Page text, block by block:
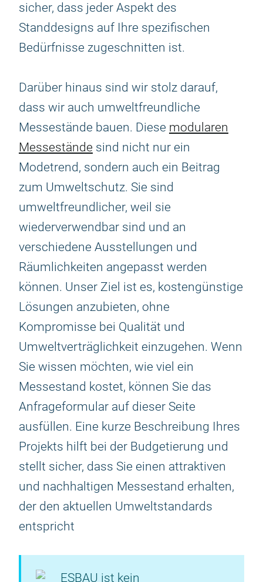
sicher, dass jeder Aspekt des
Standdesigns auf Ihre spezifischen
Bedürfnisse zugeschnitten ist.
Darüber hinaus sind wir stolz darauf,
dass wir auch umweltfreundliche
Messestände bauen. Diese modularen
Messestände sind nicht nur ein
Modetrend, sondern auch ein Beitrag
zum Umweltschutz. Sie sind
umweltfreundlicher, weil sie
wiederverwendbar sind und an
verschiedene Ausstellungen und
Räumlichkeiten angepasst werden
können. Unser Ziel ist es, kostengünstige
Lösungen anzubieten, ohne
Kompromisse bei Qualität und
Umweltverträglichkeit einzugehen. Wenn
Sie wissen möchten, wie viel ein
Messestand kostet, können Sie das
Anfrageformular auf dieser Seite
ausfüllen. Eine kurze Beschreibung Ihres
Projekts hilft bei der Budgetierung und
stellt sicher, dass Sie einen attraktiven
und nachhaltigen Messestand erhalten,
der den aktuellen Umweltstandards
entspricht
ESBAU ist kein